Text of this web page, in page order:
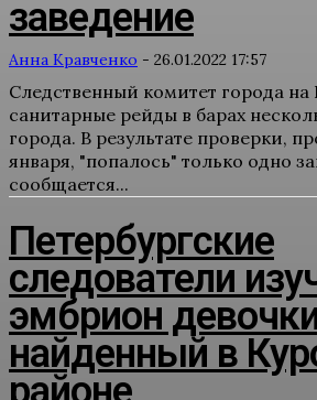
заведение
Анна Кравченко - 26.01.2022 17:57
Следственный комитет города на
санитарные рейды в барах
города. В результате проверки,
января, "попалось" только одно
сообщается...
Петербургские
следователи
эмбрион
найденный в